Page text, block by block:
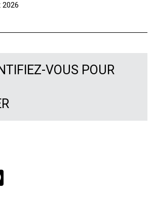
2026
VOUS POUR